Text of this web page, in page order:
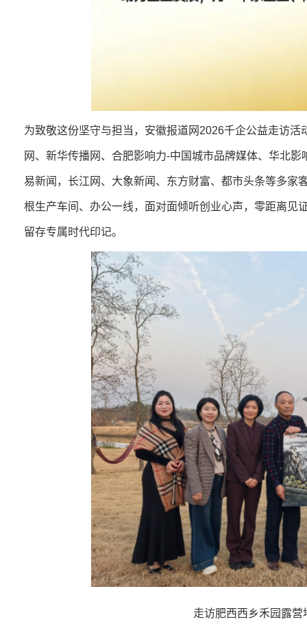
为致敬这份坚守与担当，安徽报道网2026千企公益走访
网、新华传播网、合肥影响力-中国城市品牌媒体、华北
易新闻，长江网、大象新闻、东方财富、都市头条等多家
根生产车间、办公一线，面对面倾听创业心声，零距离见
留存专属时代印记。
走访肥西西乡禾园露